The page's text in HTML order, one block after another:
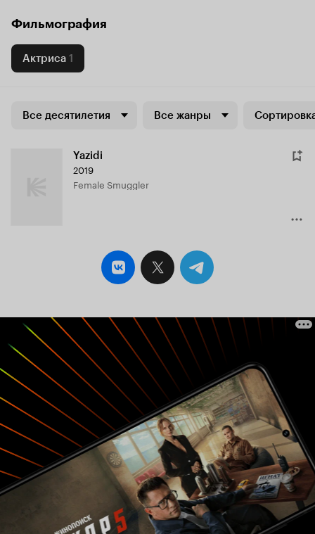
Фильмография
Актриса 1
Все десятилетия Все жанры
Yazidi
2019
Female Smuggler